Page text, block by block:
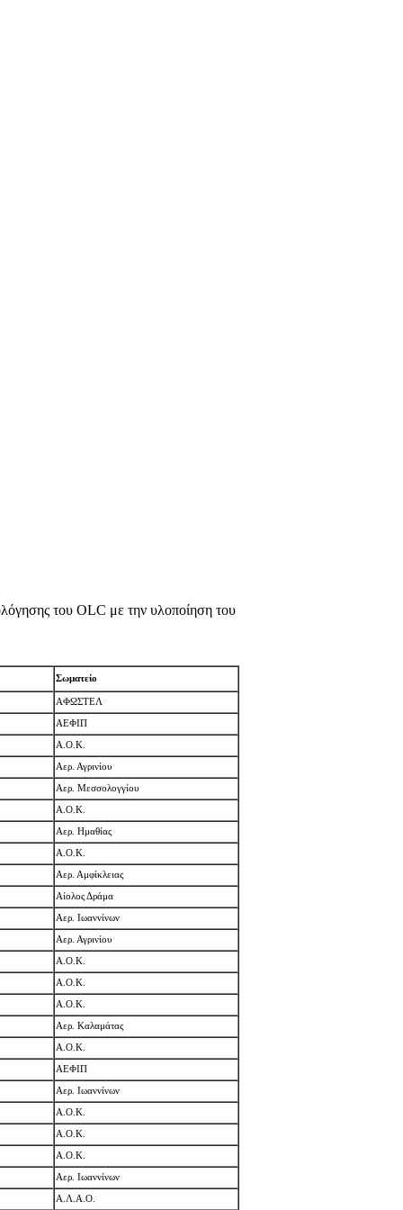
του OLC με την υλοποίηση του
Σωματείο
ΑΦΩΣΤΕΛ
ΑΕΦΙΠ
A.O.K.
Αερ. Αγρινίου
Αερ. Μεσσολογγίου
A.O.K.
Αερ. Ημαθίας
A.O.K.
Αερ. Αμφίκλειας
Αίολος Δράμα
Αερ. Ιωαννίνων
Αερ. Αγρινίου
A.O.K.
Α.Ο.Κ.
A.O.K.
Αερ. Καλαμάτας
Α.Ο.Κ.
ΑΕΦΙΠ
Αερ. Ιωαννίνων
A.O.K.
A.O.K.
Α.Ο.Κ.
Αερ. Ιωαννίνων
Α.Λ.Α.Ο.